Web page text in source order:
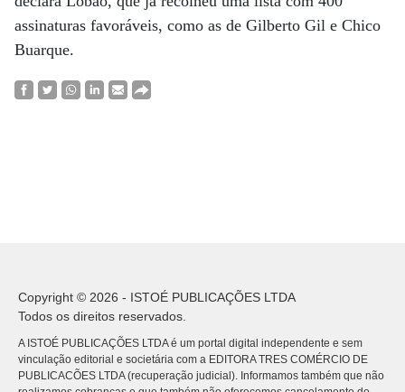
assinaturas favoráveis, como as de Gilberto Gil e Chico
Buarque.
Copyright © 2026 - ISTOÉ PUBLICAÇÕES LTDA
Todos os direitos reservados.
A ISTOÉ PUBLICAÇÕES LTDA é um portal digital independente e sem
vinculação editorial e societária com a EDITORA TRES COMÉRCIO DE
PUBLICACÕES LTDA (recuperação judicial). Informamos também que não